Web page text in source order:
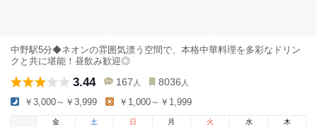
中野駅5分◆ネオンの雰囲気漂う空間で、本格中華料理を多彩なドリン
クと共に堪能！昼飲み歓迎◎
3.44 167 人 8036 人
￥3,000～￥3,999 ￥1,000～￥1,999
金
土 日 月 火 水 木